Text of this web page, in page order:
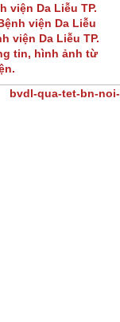
viện Da Liễu TP.
viện Da Liễu
viện Da Liễu TP.
tin, hình ảnh từ